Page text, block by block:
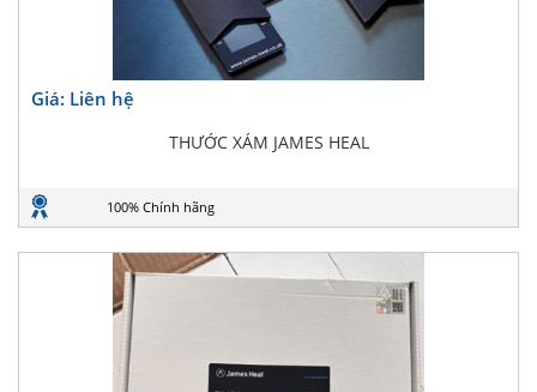
Giá: Liên hệ
THƯỚC XÁM JAMES HEAL
100% Chính hãng